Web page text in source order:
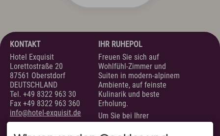
KONTAKT
Hotel Exquisit
Lorettostraße 20
87561 Oberstdorf
DEUTSCHLAND
Tel. +49 8322 963 30
Fax +49 8322 963 360
info@hotel-exquisit.de
IHR RUHEPOL
Freuen Sie sich auf
Wohlfühl-Zimmer und
Suiten in modern-alpinem
Ambiente, auf feinste
Kulinarik und beste
Erholung.
Um Sie bei Ihrer
Urlaubsplanung zu